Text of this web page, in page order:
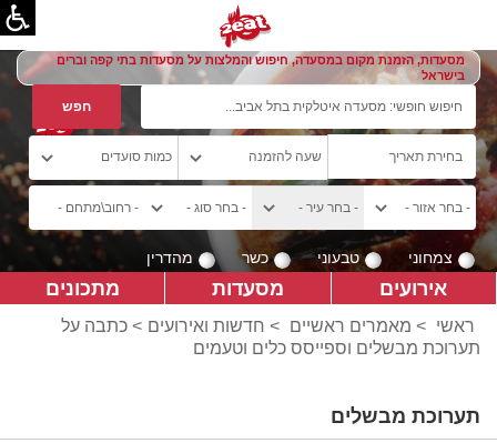
מסעדות, הזמנת מקום במסעדה, חיפוש והמלצות על מסעדות בתי קפה וברים
בישראל
צמחוני טבעוני כשר מהדרין
אירועים מסעדות מתכונים
ראשי > מאמרים ראשיים > חדשות ואירועים > כתבה על
תערוכת מבשלים וספייסס כלים וטעמים
תערוכת מבשלים